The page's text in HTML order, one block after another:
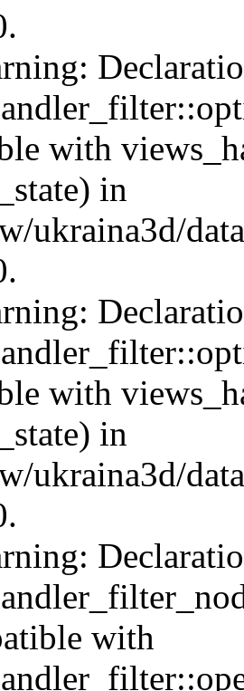
with
in
ukraina3d/
with
in
ukraina3d/
with